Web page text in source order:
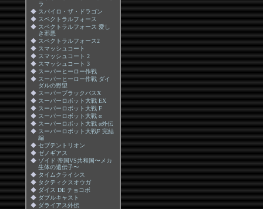
ラ
◆ スパイロ・ザ・ドラゴン
◆ スペクトラルフォース
◆ スペクトラルフォース 愛し
き邪悪
◆ スペクトラルフォース2
◆ スマッシュコート
◆ スマッシュコート 2
◆ スマッシュコート 3
◆ スーパーヒーロー作戦
◆ スーパーヒーロー作戦 ダイ
ダルの野望
◆ スーパーブラックバスX
◆ スーパーロボット大戦 EX
◆ スーパーロボット大戦 F
◆ スーパーロボット大戦 α
◆ スーパーロボット大戦 α外伝
◆ スーパーロボット大戦F 完結
編
◆ セプテントリオン
◆ ゼノギアス
◆ ゾイド 帝国VS共和国〜メカ
生体の遺伝子〜
◆ タイムクライシス
◆ タクティクスオウガ
◆ ダイス DE チョコボ
◆ ダブルキャスト
◆ ダライアス外伝